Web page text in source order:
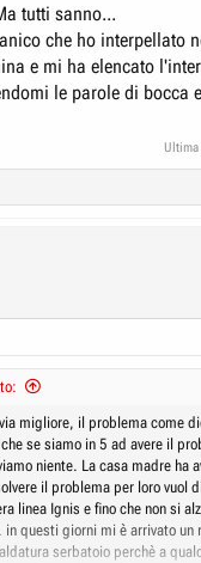
tutti sanno...
che ho interpellato
e mi ha elencato
le parole di bocca
migliore, il problema come
se siamo in 5 ad avere il
niente. La casa madre ha
il problema per loro vuol
linea Ignis e fino che non si
in questi giorni mi è arrivato un
serbatoio perchè a